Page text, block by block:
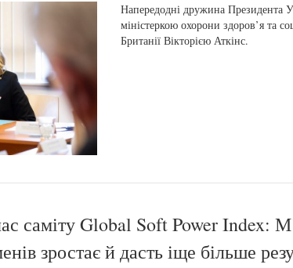
Напередодні дружина Президента
міністеркою охорони здоров’я та
Британії Вікторією Аткінс.
саміту Global Soft Power Index:
зростає й дасть іще більше